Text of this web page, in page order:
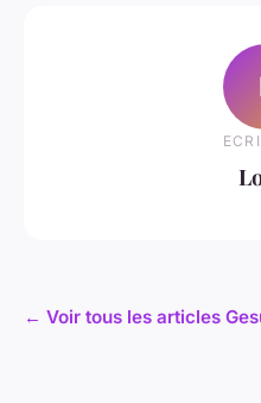
← Voir tous les articles